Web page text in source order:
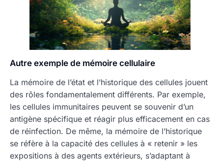
Autre exemple de mémoire cellulaire
La mémoire de l’état et l’historique des cellules jouent
des rôles fondamentalement différents. Par exemple,
les cellules immunitaires peuvent se souvenir d’un
antigène spécifique et réagir plus efficacement en cas
de réinfection. De même, la mémoire de l’historique
se réfère à la capacité des cellules à « retenir » les
expositions à des agents extérieurs, s’adaptant à